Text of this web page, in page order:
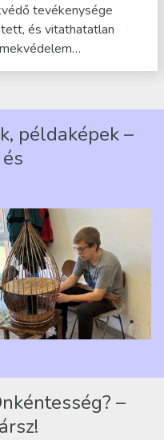
tevékenysége
és vitathatatlan
példaképek –
–